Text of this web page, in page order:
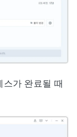
스가 완료될 때